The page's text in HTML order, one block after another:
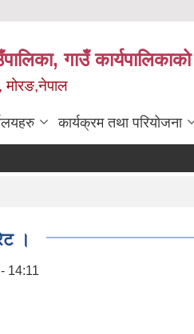
गाउँ
मोरङ,नेपाल
कार्यक्रम तथा परियोजना
।
14:11